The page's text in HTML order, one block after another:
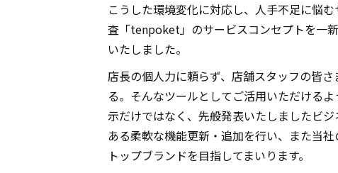
こうした環境変化に対応し、人手不足に悩
査「tenpoket」のサービスコンセプトを一
いたしました。
店長の個人力に頼らず、店舗スタッフの皆
る。そんなツールとしてご活用いただける
示だけではなく、先般発表いたしましたビ
ある柔軟な機能更新・追加を行い、また当
トップブランドを目指してまいります。